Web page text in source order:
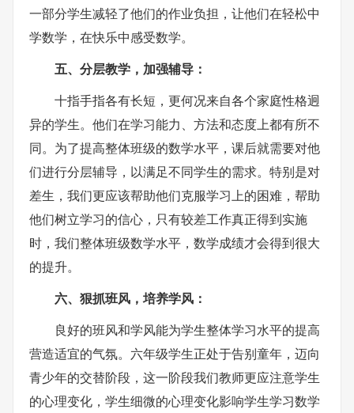
一部分学生减轻了他们的作业负担，让他们在轻松中
学数学，在快乐中感受数学。
五、分层教学，加强辅导：
十指手指各有长短，更何况来自各个家庭性格迥
异的学生。他们在学习能力、方法和态度上都有所不
同。为了提高整体班级的数学水平，课后就需要对他
们进行分层辅导，以满足不同学生的需求。特别是对
差生，我们更应该帮助他们克服学习上的困难，帮助
他们树立学习的信心，只有较差工作真正得到实施
时，我们整体班级数学水平，数学成绩才会得到很大
的提升。
六、狠抓班风，培养学风：
良好的班风和学风能为学生整体学习水平的提高
营造适宜的气氛。六年级学生正处于告别童年，迈向
青少年的交替阶段，这一阶段我们教师更应注意学生
的心理变化，学生细微的心理变化影响学生学习数学